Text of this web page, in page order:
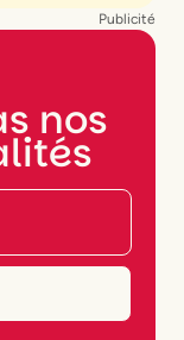
Publicité
nos